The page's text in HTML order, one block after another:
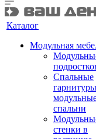
Каталог
Модульная
Спальные
спальни
стенки в